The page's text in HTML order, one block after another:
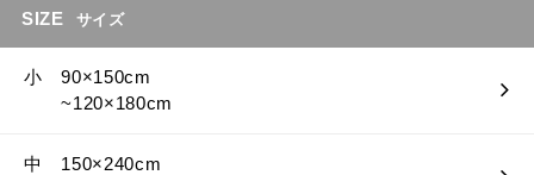
SIZE サイズ
小 90×150cm
~120×180cm
中 150×240cm